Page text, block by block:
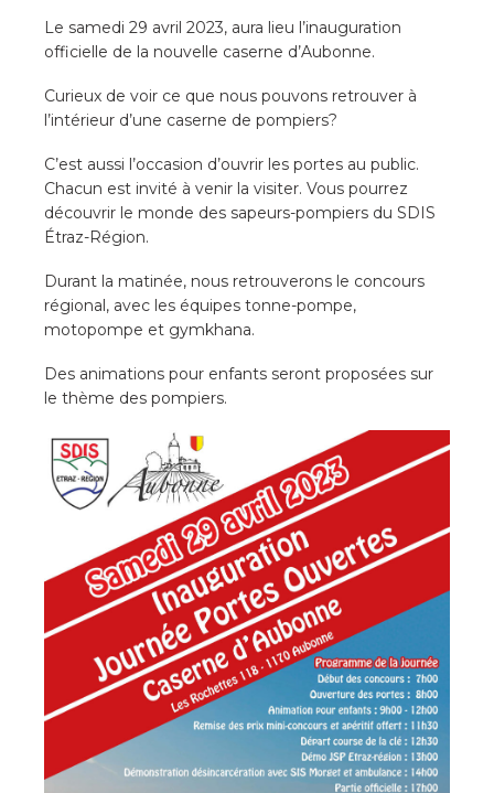
Le samedi 29 avril 2023, aura lieu l’inauguration
officielle de la nouvelle caserne d’Aubonne.
Curieux de voir ce que nous pouvons retrouver à
l’intérieur d’une caserne de pompiers?
C’est aussi l’occasion d’ouvrir les portes au public.
Chacun est invité à venir la visiter. Vous pourrez
découvrir le monde des sapeurs-pompiers du SDIS
Étraz-Région.
Durant la matinée, nous retrouverons le concours
régional, avec les équipes tonne-pompe,
motopompe et gymkhana.
Des animations pour enfants seront proposées sur
le thème des pompiers.